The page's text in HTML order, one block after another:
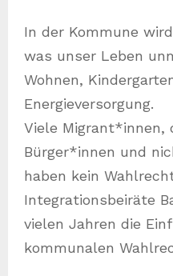
In der Kommune
was unser Leben
Wohnen,
Energieversorgung.
Viele Migrant*innen,
Bürger*innen und
haben kein
Integrationsbeiräte
vielen Jahren die
kommunalen